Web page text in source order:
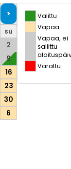
Valittu
Vapaa
Vapaa, ei
sallittu
Varattu
su
2
9
16
23
30
6